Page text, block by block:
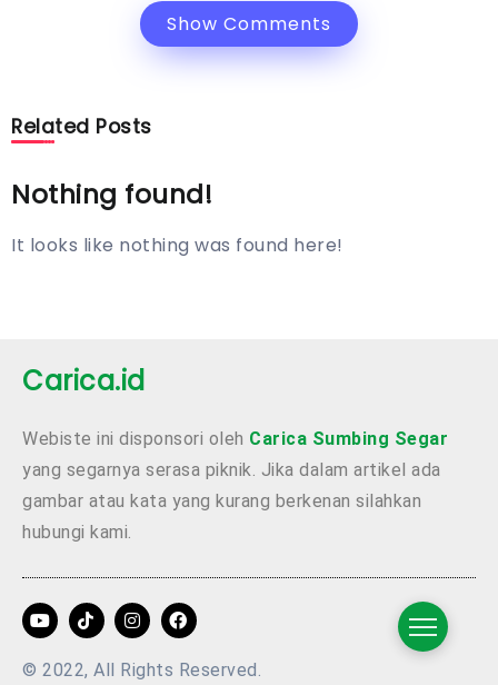
Show Comments
Related Posts
Nothing found!
It looks like nothing was found here!
Carica.id
Webiste ini disponsori oleh Carica Sumbing Segar
yang segarnya serasa piknik. Jika dalam artikel ada
gambar atau kata yang kurang berkenan silahkan
hubungi kami.
© 2022, All Rights Reserved.